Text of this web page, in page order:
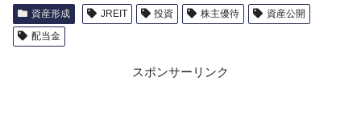
資産形成 JREIT 投資 株主優待
資産公開
配当金
スポンサーリンク